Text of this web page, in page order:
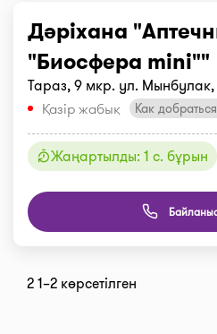
Дәріхана
"Биосфера mini""
Тараз, 9 мкр. ул.
Қазір жабық
Как
Жаңартылды: 1 с. бұрын
2 1–2 көрсетілген